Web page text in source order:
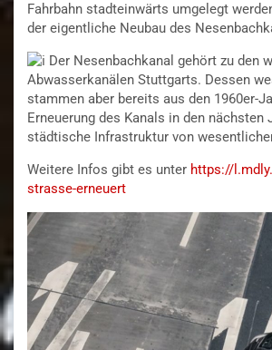
Fahrbahn stadteinwärts umgelegt
der eigentliche Neubau des
Der Nesenbachkanal gehört zu den
Abwasserkanälen Stuttgarts. Dessen
stammen aber bereits aus den 1960er-
Erneuerung des Kanals in den nächsten
städtische Infrastruktur von
Weitere Infos gibt es unter https://
strasse-erneuert